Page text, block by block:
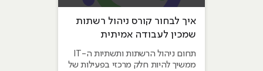
איך לבחור קורס ניהול רשתות
שמכין לעבודה אמיתית
תחום ניהול הרשתות ותשתיות ה-IT
ממשיך להיות חלק מרכזי בפעילות של